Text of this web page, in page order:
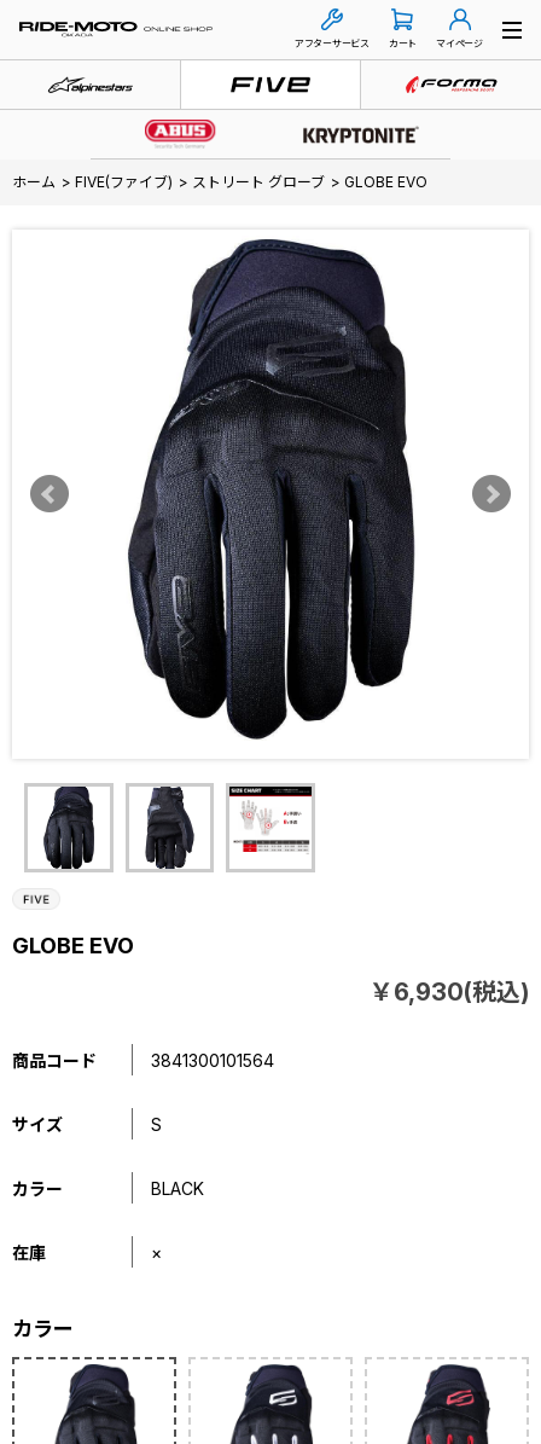
アフターサービス カート マイページ
ホーム > FIVE(ファイブ) > ストリート グローブ > GLOBE EVO
GLOBE EVO
￥6,930(税込)
商品コード 3841300101564
サイズ S
カラー BLACK
在庫 ×
カラー